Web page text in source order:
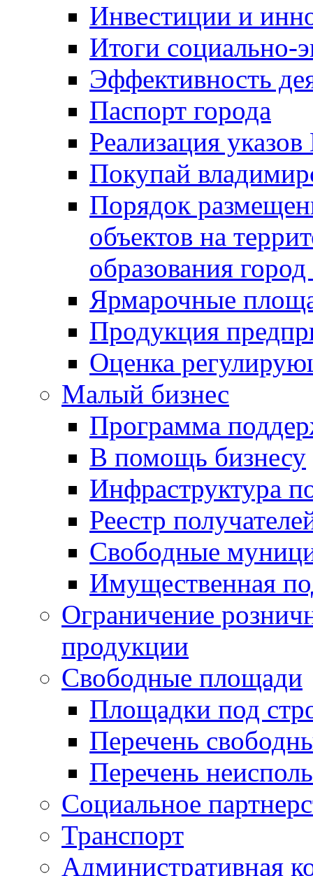
Инвестиции и
Итоги социально-
Эффективность
Паспорт города
Реализация
Покупай
Порядок
объектов на
образования
Ярмарочные
Продукция
Оценка
Малый бизнес
Программа
В помощь бизнесу
Инфраструктура
Реестр
Свободные
Имущественная
Ограничение
продукции
Свободные площади
Площадки под
Перечень
Перечень
Социальное
Транспорт
Административная